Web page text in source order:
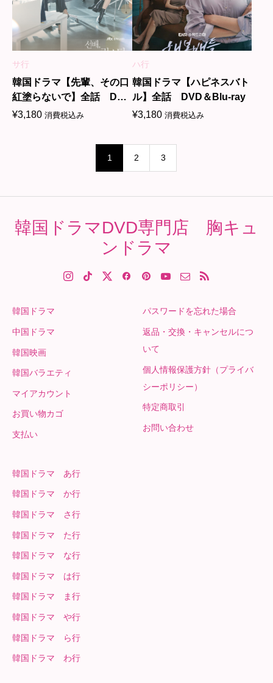
サ行
韓国ドラマ【先輩、その口
紅塗らないで】全話 DVD
＆Blu-ray
¥3,180 消費税込み
ハ行
韓国ドラマ【ハピネスバト
ル】全話 DVD＆Blu-ray
¥3,180 消費税込み
1 2 3
韓国ドラマDVD専門店 胸キュ
ンドラマ
韓国ドラマ
中国ドラマ
韓国映画
韓国バラエティ
マイアカウント
お買い物カゴ
支払い
パスワードを忘れた場合
返品・交換・キャンセルにつ
いて
個人情報保護方針（プライバ
シーポリシー）
特定商取引
お問い合わせ
韓国ドラマ あ行
韓国ドラマ か行
韓国ドラマ さ行
韓国ドラマ た行
韓国ドラマ な行
韓国ドラマ は行
韓国ドラマ ま行
韓国ドラマ や行
韓国ドラマ ら行
韓国ドラマ わ行